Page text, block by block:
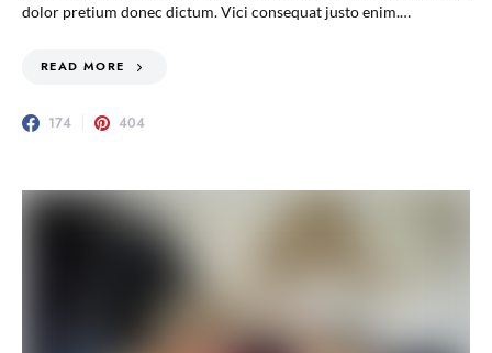
dolor pretium donec dictum. Vici consequat justo enim.…
READ MORE
174 404